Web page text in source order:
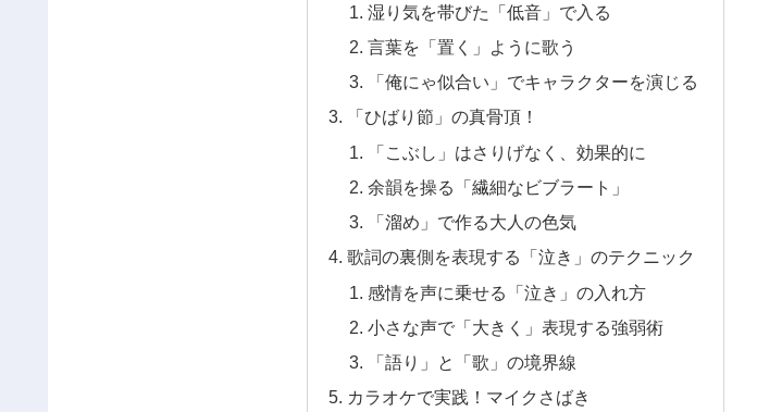
湿り気を帯びた「低音」で入る
言葉を「置く」ように歌う
「俺にゃ似合い」でキャラクターを演じる
「ひばり節」の真骨頂！
「こぶし」はさりげなく、効果的に
余韻を操る「繊細なビブラート」
「溜め」で作る大人の色気
歌詞の裏側を表現する「泣き」のテクニック
感情を声に乗せる「泣き」の入れ方
小さな声で「大きく」表現する強弱術
「語り」と「歌」の境界線
カラオケで実践！マイクさばき